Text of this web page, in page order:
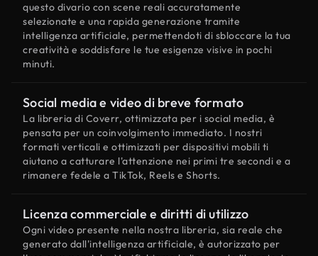
questo divario con scene reali accuratamente
selezionate e una rapida generazione tramite
intelligenza artificiale, permettendoti di sbloccare la tua
creatività e soddisfare le tue esigenze visive in pochi
minuti.
Social media e video di breve formato
La libreria di Coverr, ottimizzata per i social media, è
pensata per un coinvolgimento immediato. I nostri
formati verticali e ottimizzati per dispositivi mobili ti
aiutano a catturare l'attenzione nei primi tre secondi e a
rimanere fedele a TikTok, Reels e Shorts.
Licenza commerciale e diritti di utilizzo
Ogni video presente nella nostra libreria, sia reale che
generato dall'intelligenza artificiale, è autorizzato per